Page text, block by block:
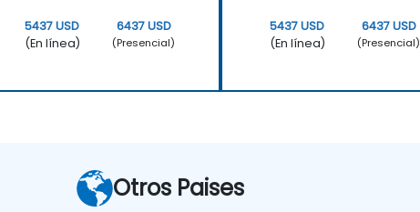
5437 USD
(En línea)
6437 USD
(Presencial)
5437 USD
(En línea)
6437 USD
(Presencial)
Otros Paises